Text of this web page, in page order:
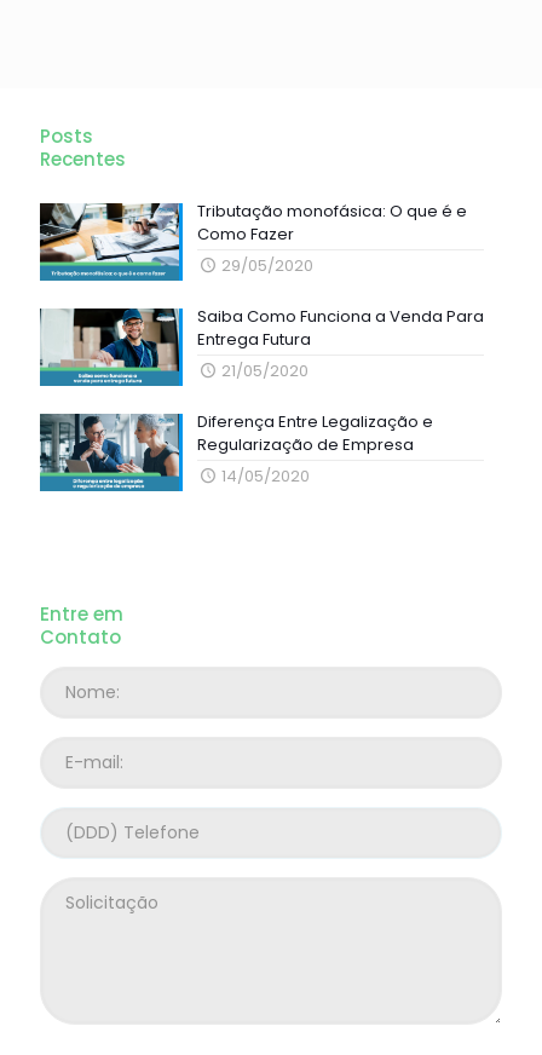
Posts
Recentes
Tributação monofásica: O que é e
Como Fazer
29/05/2020
Saiba Como Funciona a Venda Para
Entrega Futura
21/05/2020
Diferença Entre Legalização e
Regularização de Empresa
14/05/2020
Entre em
Contato